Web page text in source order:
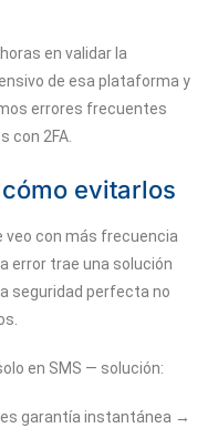
en validar la
de esa plataforma y
errores frecuentes
con 2FA.
evitarlos
veo con más frecuencia
error trae una solución
seguridad perfecta no
en SMS — solución:
es garantía instantánea →